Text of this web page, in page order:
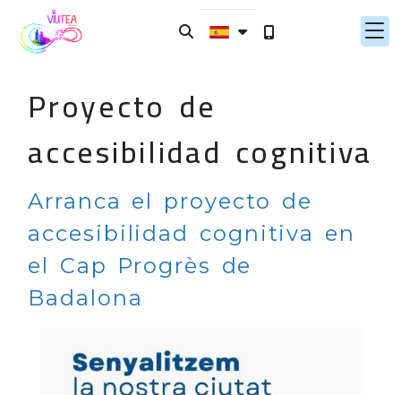
Proyecto de
accesibilidad cognitiva
Arranca el proyecto de
accesibilidad cognitiva en
el Cap Progrès de
Badalona